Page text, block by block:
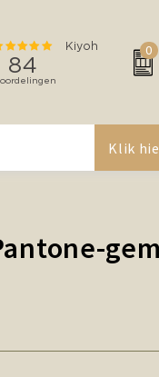
0
Klik